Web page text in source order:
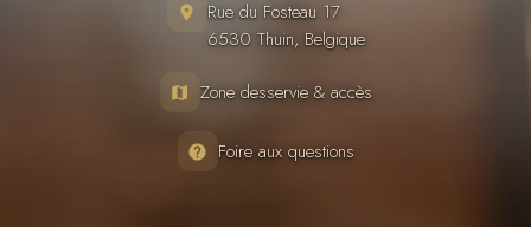
Rue du Fosteau 17
6530 Thuin, Belgique
Zone desservie & accès
Foire aux questions